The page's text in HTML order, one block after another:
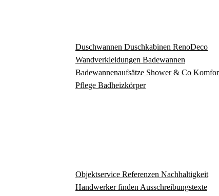
Duschwannen Duschkabinen RenoDeco
Wandverkleidungen Badewannen
Badewannenaufsätze Shower & Co
Pflege Badheizkörper
Objektservice Referenzen Nachhaltigkeit
Handwerker finden Ausschreibungstexte